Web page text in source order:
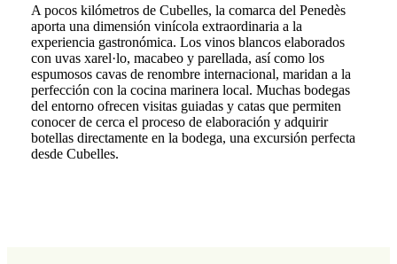
A pocos kilómetros de Cubelles, la comarca del Penedès
aporta una dimensión vinícola extraordinaria a la
experiencia gastronómica. Los vinos blancos elaborados
con uvas xarel·lo, macabeo y parellada, así como los
espumosos cavas de renombre internacional, maridan a la
perfección con la cocina marinera local. Muchas bodegas
del entorno ofrecen visitas guiadas y catas que permiten
conocer de cerca el proceso de elaboración y adquirir
botellas directamente en la bodega, una excursión perfecta
desde Cubelles.